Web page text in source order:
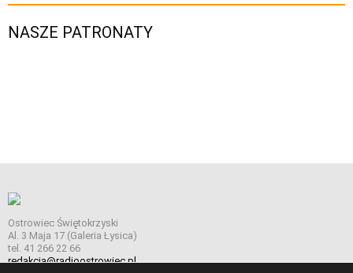
NASZE PATRONATY
Ostrowiec Świętokrzyski
Al. 3 Maja 17 (Galeria Łysica)
tel. 41 266 22 66
redakcja@radioostrowiec.pl